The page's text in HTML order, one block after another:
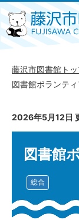
藤沢市図書館ト
図書館ボランテ
2026年5月12日
図書館
総合